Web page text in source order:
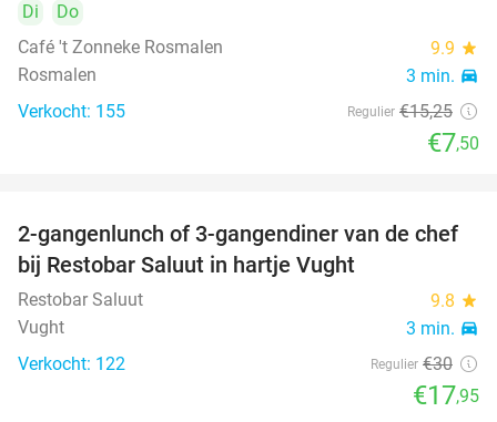
Di
Do
Café 't Zonneke Rosmalen
9.9 star
Rosmalen 3 min. directions_car
Verkocht: 155 Regulier €15,25
€7,50
40%
2-gangenlunch of 3-gangendiner van de chef
bij Restobar Saluut in hartje Vught
Restobar Saluut 9.8 star
Vught 3 min. directions_car
Verkocht: 122 Regulier €30
€17,95